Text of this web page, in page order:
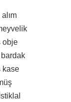
obje
kase